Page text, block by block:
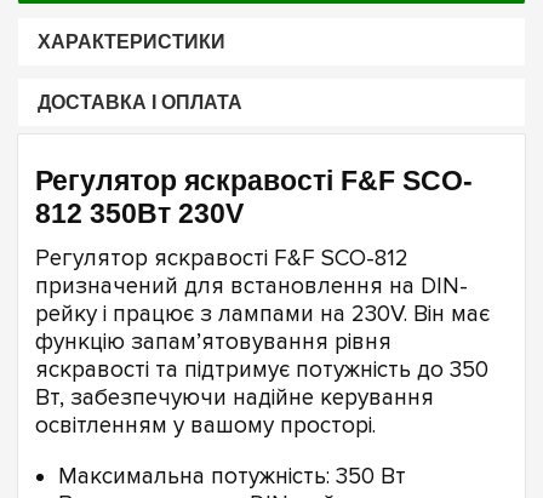
ХАРАКТЕРИСТИКИ
ДОСТАВКА І ОПЛАТА
Регулятор яскравості F&F SCO-
812 350Вт 230V
Регулятор яскравості F&F SCO-812
призначений для встановлення на DIN-
рейку і працює з лампами на 230V. Він має
функцію запам’ятовування рівня
яскравості та підтримує потужність до 350
Вт, забезпечуючи надійне керування
освітленням у вашому просторі.
Максимальна потужність: 350 Вт